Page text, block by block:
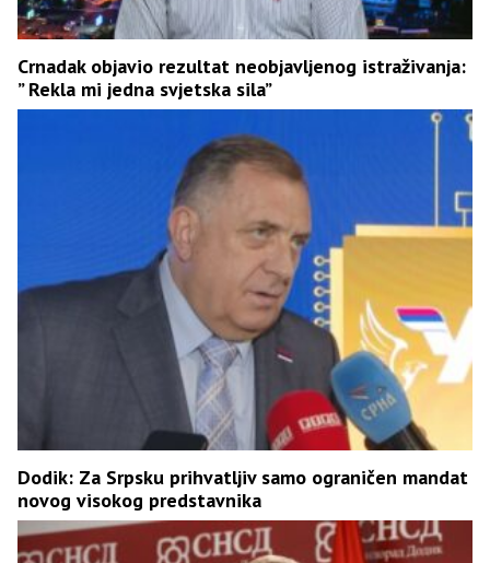
Crnadak objavio rezultat neobjavljenog istraživanja:
” Rekla mi jedna svjetska sila”
Dodik: Za Srpsku prihvatljiv samo ograničen mandat
novog visokog predstavnika